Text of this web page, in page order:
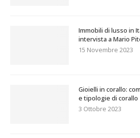
Immobili di lusso in
intervista a Mario
15 Novembre 2023
Gioielli in corallo:
e tipologie di corallo
3 Ottobre 2023